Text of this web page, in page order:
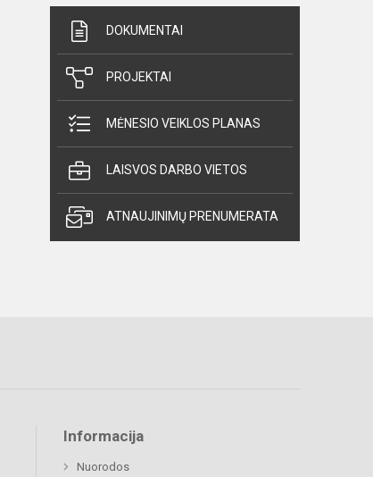
DOKUMENTAI
PROJEKTAI
MĖNESIO VEIKLOS PLANAS
LAISVOS DARBO VIETOS
ATNAUJINIMŲ PRENUMERATA
Informacija
Nuorodos